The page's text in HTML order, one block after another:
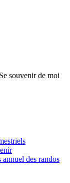
Se souvenir de moi
annuel des randos